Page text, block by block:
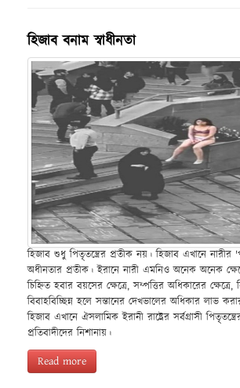
হিজাব বনাম স্বাধীনতা
হিজাব শুধু পিতৃতন্ত্রের প্রতীক নয়। হিজাব এখানে নারীর
অধীনতার প্রতীক। ইরানে নারী এমনিও অনেক অনেক
চিহ্নিত হবার বয়সের ক্ষেত্রে, সম্পত্তির অধিকারের ক্ষেত্রে,
বিবাহবিচ্ছিন্ন হলে সন্তানের দেখভালের অধিকার লাভ
হিজাব এখানে ঐসলামিক ইরানী রাষ্ট্রের সর্বগ্রাসী
প্রতিবাদীদের নিশানায়।
Read more